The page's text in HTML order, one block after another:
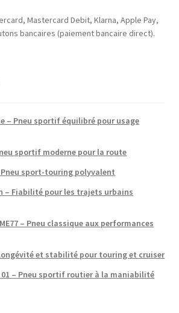
Mastercard Debit, Klarna, Apple Pay,
bancaires (paiement bancaire direct).
– Pneu sportif équilibré pour usage
sportif moderne pour la route
Pneu sport-touring polyvalent
– Fiabilité pour les trajets urbains
– Pneu classique aux performances
et stabilité pour touring et cruiser
01 – Pneu sportif routier à la maniabilité